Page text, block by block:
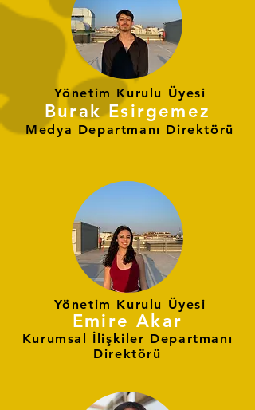
Yönetim Kurulu Üyesi
Burak Esirgemez
Medya Departmanı Direktörü
Yönetim Kurulu Üyesi
Emire Akar
Kurumsal İlişkiler Departmanı
Direktörü